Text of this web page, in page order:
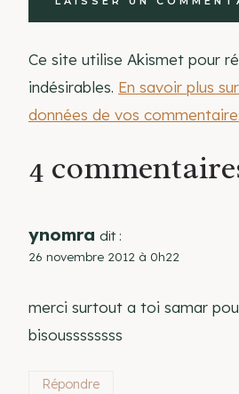
Ce site utilise Akismet pour
indésirables. En savoir plus
données de vos
4
ynomra dit :
26 novembre 2012 à 0h22
merci surtout a toi samar
bisoussssssss
Répondre